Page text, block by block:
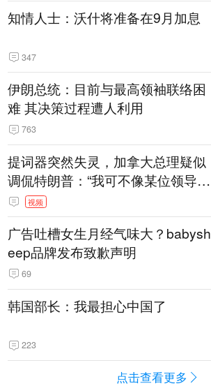
知情人士：沃什将准备在9月加息
347
伊朗总统：目前与最高领袖联络困
难 其决策过程遭人利用
763
提词器突然失灵，加拿大总理疑似
调侃特朗普：“我可不像某位领导
人，把这当成一场阴谋”，全场哄笑
视频
广告吐槽女生月经气味大？babysh
eep品牌发布致歉声明
69
韩国部长：我最担心中国了
223
点击查看更多